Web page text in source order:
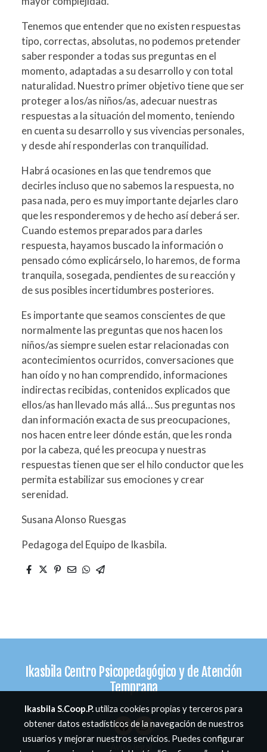
Tenemos que entender que no existen respuestas
tipo, correctas, absolutas, no podemos pretender
saber responder a todas sus preguntas en el
momento, adaptadas a su desarrollo y con total
naturalidad. Nuestro primer objetivo tiene que ser
proteger a los/as niños/as, adecuar nuestras
respuestas a la situación del momento, teniendo
en cuenta su desarrollo y sus vivencias personales,
y desde ahí responderlas con tranquilidad.
Habrá ocasiones en las que tendremos que
decirles incluso que no sabemos la respuesta, no
pasa nada, pero es muy importante dejarles claro
que les responderemos y de hecho así deberá ser.
Cuando estemos preparados para darles
respuesta, hayamos buscado la información o
pensado cómo explicárselo, lo haremos, de forma
tranquila, sosegada, pendientes de su reacción y
de sus posibles incertidumbres posteriores.
Es importante que seamos conscientes de que
normalmente las preguntas que nos hacen los
niños/as siempre suelen estar relacionadas con
acontecimientos ocurridos, conversaciones que
han oído y no han comprendido, informaciones
indirectas recibidas, contenidos explicados que
ellos/as han llevado más allá… Sus preguntas nos
dan información exacta de sus preocupaciones,
nos hacen entre leer dónde están, que les ronda
por la cabeza, qué les preocupa y nuestras
respuestas tienen que ser el hilo conductor que les
permita estabilizar sus emociones y crear
serenidad.
Susana Alonso Ruesgas
Pedagoga del Equipo de Ikasbila.
Ikasbila Centro Psicopedagógico y de Atención
Temprana
Ikasbila S.Coop.P.utiliza cookies propias y terceros para
obtener datos estadísticos de la navegación de nuestros
usuarios y mejorar nuestros servicios. Puedes configurar